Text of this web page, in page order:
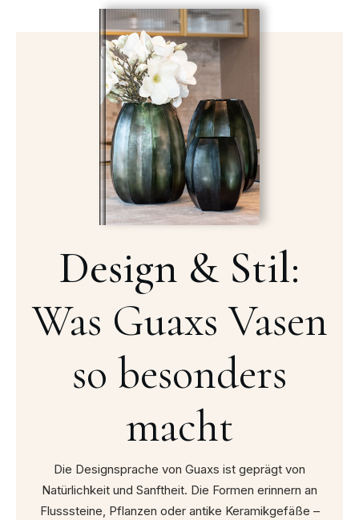
Design & Stil:
Was Guaxs Vasen
so besonders
macht
Die Designsprache von Guaxs ist geprägt von
Natürlichkeit und Sanftheit. Die Formen erinnern an
Flusssteine, Pflanzen oder antike Keramikgefäße –